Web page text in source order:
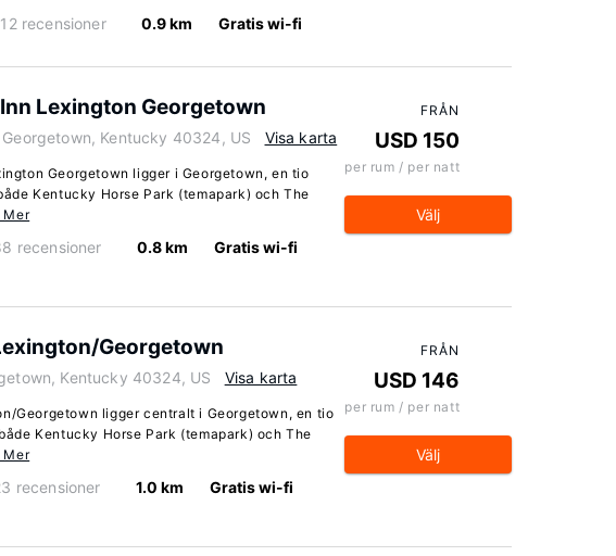
recensioner 0.9 km Gratis wi-fi
Lexington Georgetown
Kentucky 40324, US Visa karta
Georgetown ligger i Georgetown, en tio
Kentucky Horse Park (temapark) och The
Mer
recensioner 0.8 km Gratis wi-fi
FRÅN
USD 150
per rum / per natt
Välj
Georgetown
Kentucky 40324, US Visa karta
Georgetown ligger centralt i Georgetown, en tio
Kentucky Horse Park (temapark) och The
Mer
recensioner 1.0 km Gratis wi-fi
FRÅN
USD 146
per rum / per natt
Välj